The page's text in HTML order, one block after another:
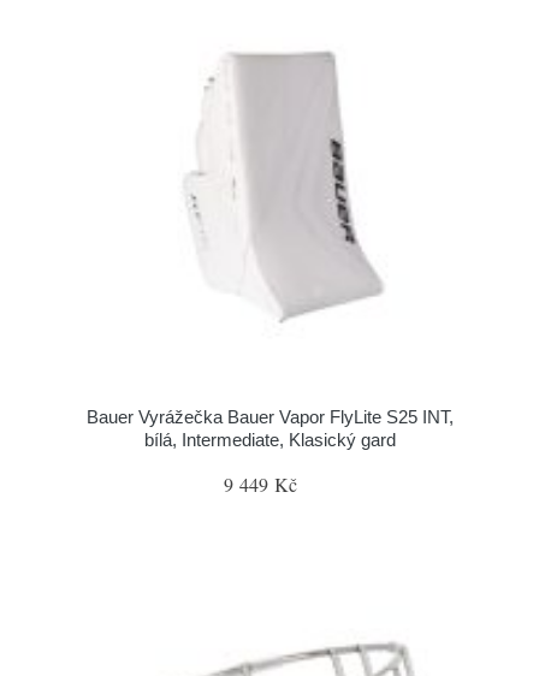
Bauer Vyrážečka Bauer Vapor FlyLite S25 INT,
bílá, Intermediate, Klasický gard
9 449 Kč